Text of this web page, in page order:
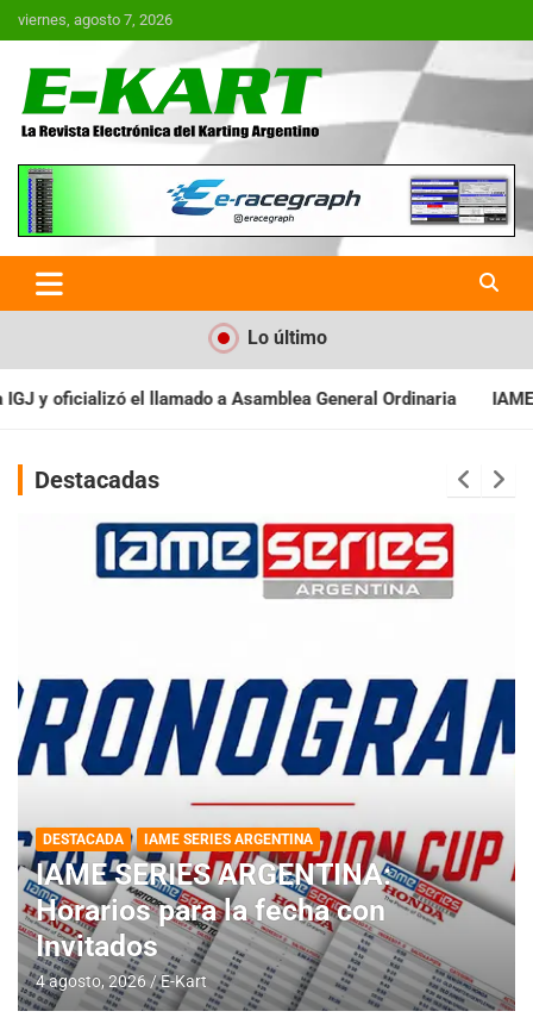
Saltar
al
viernes, agosto 7, 2026
E-Kart.com.ar | La Revista
Electrónica del Karting en
Argentina
Lo último
General Ordinaria IAME SERIES ARGENTINA:
Destacadas
DESTACADA IAME SERIES ARGENTINA
IAME SERIES ARGENTINA:
Horarios para la fecha con
Invitados
4 agosto, 2026 E-Kart